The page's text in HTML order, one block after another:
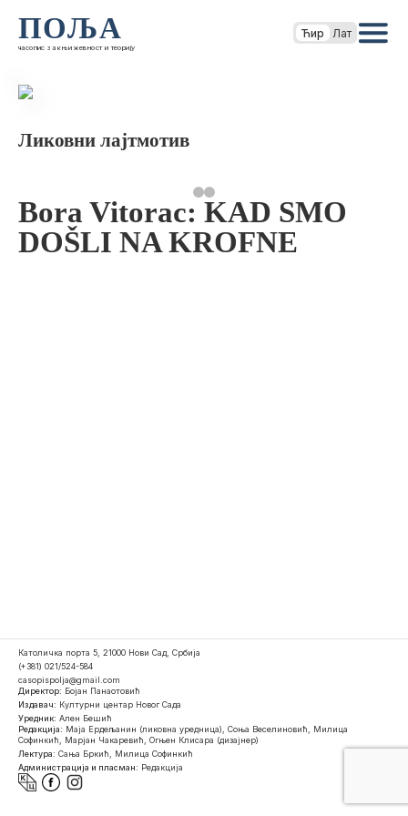
ПОЉА
часопис за књижевност и теорију
Ћир Лат
Ликовни лајтмотив
Bora Vitorac: KAD SMO
DOŠLI NA KROFNE
Католичка порта 5, 21000 Нови Сад, Србија
(+381) 021/524-584
casopispolja@gmail.com
Директор: Бојан Панаотовић
Издавач: Културни центар Новог Сада
Уредник: Ален Бешић
Редакција: Маја Ердељанин (ликовна уредница), Соња Веселиновић, Милица
Софинкић, Марјан Чакаревић, Огњен Клисара (дизајнер)
Лектура: Сања Бркић, Милица Софинкић
Администрација и пласман: Редакција